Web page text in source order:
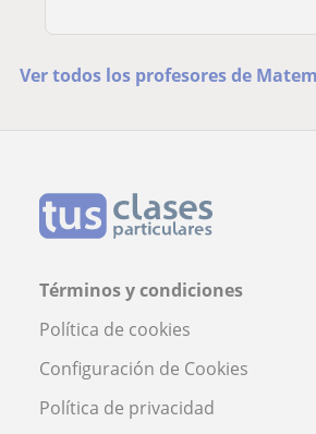
Ver todos los profesores de
Términos y condiciones
Política de cookies
Configuración de Cookies
Política de privacidad